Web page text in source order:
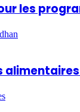
les